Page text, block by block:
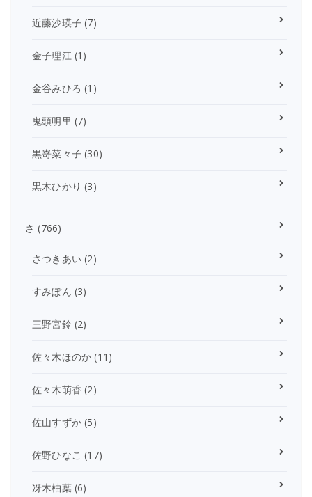
近藤沙瑛子 (7)
金子理江 (1)
金谷みひろ (1)
鬼頭明里 (7)
黒嵜菜々子 (30)
黒木ひかり (3)
さ (766)
さつきあい (2)
すみぽん (3)
三野宮鈴(2)
佐々木ほのか (11)
佐々木萌香 (2)
佐山すずか (5)
佐野ひなこ (17)
冴木柚葉(6)